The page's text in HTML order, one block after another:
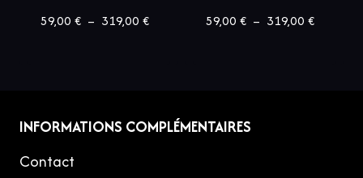
59,00 € – 319,00 €Plage
319,00 €
59,00 € – 319,00 €Plage
INFORMATIONS COMPLÉMENTAIRES
Contact